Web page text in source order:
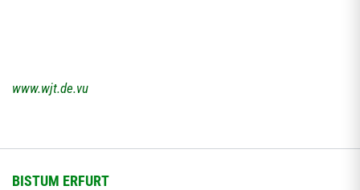
www.wjt.de.vu
BISTUM ERFURT